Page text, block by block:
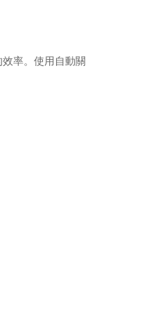
率。使用自動關